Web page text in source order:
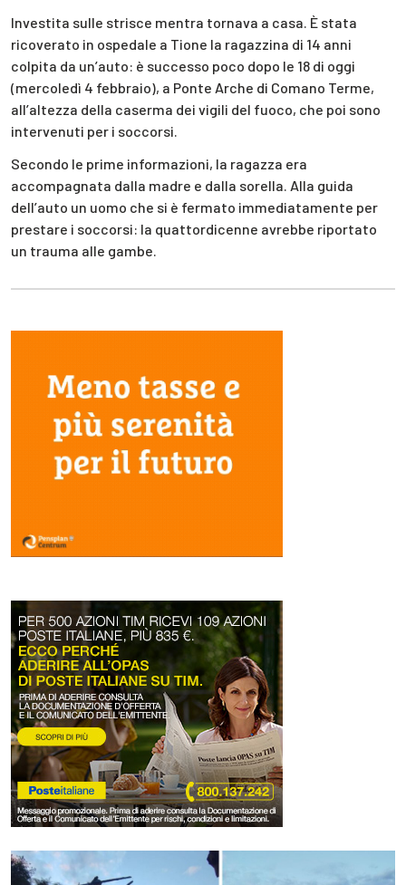
Investita sulle strisce mentra tornava a casa. È stata
ricoverato in ospedale a Tione la ragazzina di 14 anni
colpita da un’auto: è successo poco dopo le 18 di oggi
(mercoledì 4 febbraio), a Ponte Arche di Comano Terme,
all’altezza della caserma dei vigili del fuoco, che poi sono
intervenuti per i soccorsi.
Secondo le prime informazioni, la ragazza era
accompagnata dalla madre e dalla sorella. Alla guida
dell’auto un uomo che si è fermato immediatamente per
prestare i soccorsi: la quattordicenne avrebbe riportato
un trauma alle gambe.